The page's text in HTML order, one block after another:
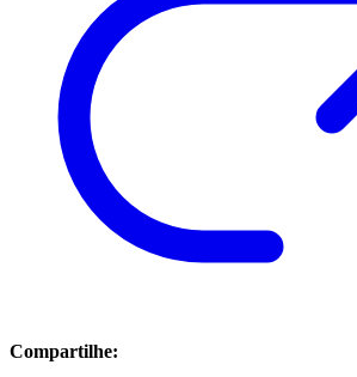
Compartilhe: